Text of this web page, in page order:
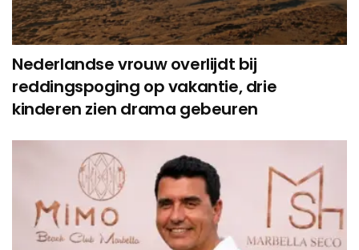
Nederlandse vrouw overlijdt bij
reddingspoging op vakantie, drie
kinderen zien drama gebeuren